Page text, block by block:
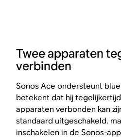
Twee apparaten
verbinden
Sonos Ace ondersteunt
betekent dat hij
apparaten verbonden kan
standaard uitgeschakeld,
inschakelen in de Sonos-